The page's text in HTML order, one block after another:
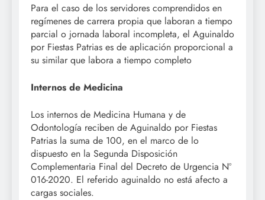
Para el caso de los servidores comprendidos en
regímenes de carrera propia que laboran a tiempo
parcial o jornada laboral incompleta, el Aguinaldo
por Fiestas Patrias es de aplicación proporcional a
su similar que labora a tiempo completo
Internos de Medicina
Los internos de Medicina Humana y de
Odontología reciben de Aguinaldo por Fiestas
Patrias la suma de 100, en el marco de lo
dispuesto en la Segunda Disposición
Complementaria Final del Decreto de Urgencia Nº
016-2020. El referido aguinaldo no está afecto a
cargas sociales.